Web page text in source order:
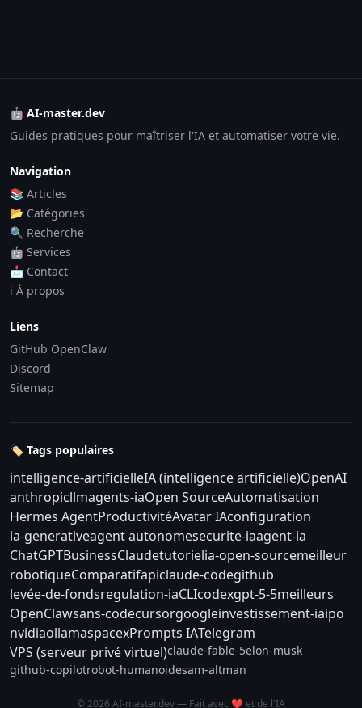
🤖 AI-master.dev
Guides pratiques pour maîtriser l'IA et automatiser votre vie.
Navigation
📚 Articles
📂 Catégories
🔍 Recherche
🤖 Services
📩 Contact
ℹ️ À propos
Liens
GitHub OpenClaw
Discord
Sitemap
🏷️ Tags populaires
intelligence-artificielleIA (intelligence artificielle)OpenAI
anthropicllmagents-iaOpen SourceAutomatisation
Hermes AgentProductivitéAvatar IAconfiguration
ia-generativeagent autonomesecurite-iaagent-ia
ChatGPTBusinessClaudetutorielia-open-sourcemeilleur
robotiqueComparatifapiclaude-codegithub
levée-de-fondsregulation-iaCLIcodexgpt-5-5meilleurs
OpenClawsans-codecursorgoogleinvestissement-iaipo
nvidiaollamaspacexPrompts IATelegram
VPS (serveur privé virtuel)claude-fable-5elon-musk
github-copilotrobot-humanoidesam-altman
© 2026 AI-master.dev — Fait avec ❤️ et de l'IA